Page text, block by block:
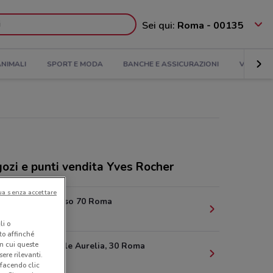
Sei qui: Roma - 00135
SPORT E MODA BANCHE E ASSICURAZIONI VIAGGI
e punti vendita Yves Rocher
Via del Corso 70 Roma
Viale di Valle Aurelia, 30 Roma
3.7 km
o
affinché
cui queste
rilevanti.
clic
senza accettare